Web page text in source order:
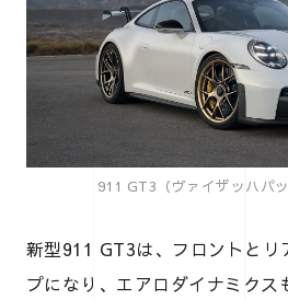
911 GT3（ヴァイザッハパ
新型911 GT3は、フロントとリ
プになり、エアロダイナミクス